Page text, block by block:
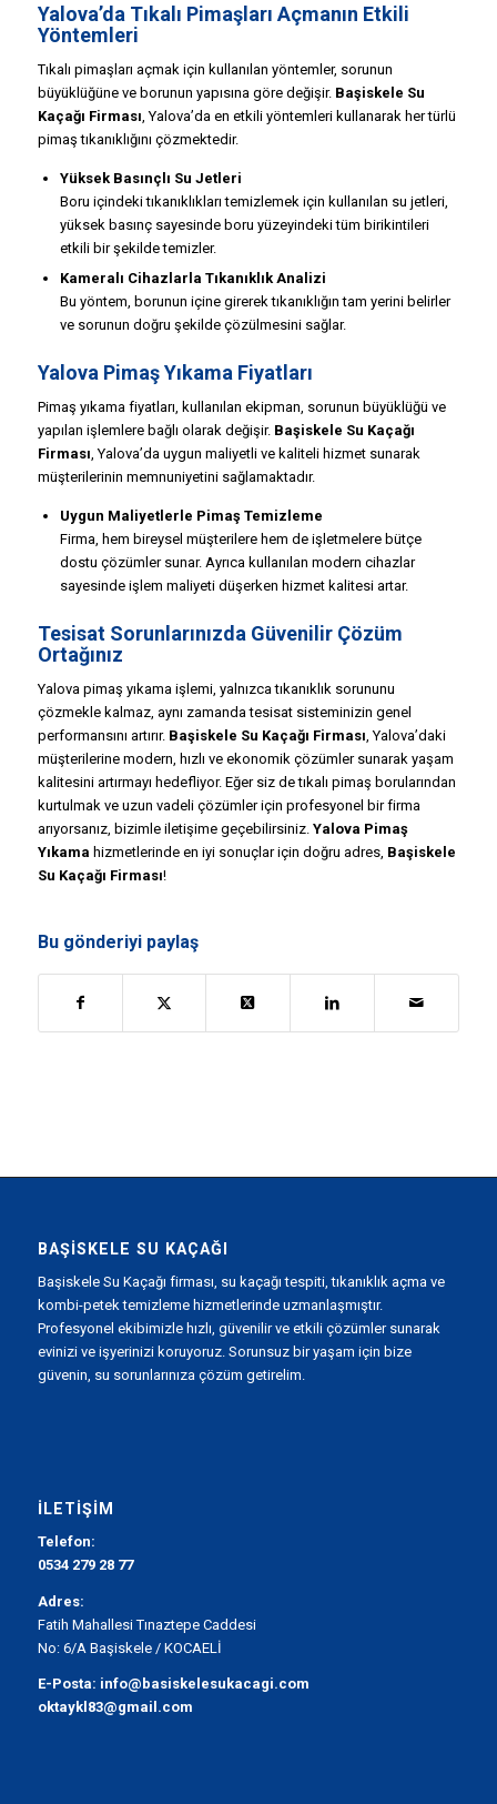
Yalova’da Tıkalı Pimaşları Açmanın Etkili
Yöntemleri
Tıkalı pimaşları açmak için kullanılan yöntemler, sorunun
büyüklüğüne ve borunun yapısına göre değişir. Başiskele Su
Kaçağı Firması , Yalova’da en etkili yöntemleri kullanarak her türlü
pimaş tıkanıklığını çözmektedir.
Yüksek Basınçlı Su Jetleri
Boru içindeki tıkanıklıkları temizlemek için kullanılan su jetleri,
yüksek basınç sayesinde boru yüzeyindeki tüm birikintileri
etkili bir şekilde temizler.
Kameralı Cihazlarla Tıkanıklık Analizi
Bu yöntem, borunun içine girerek tıkanıklığın tam yerini belirler
ve sorunun doğru şekilde çözülmesini sağlar.
Yalova Pimaş Yıkama Fiyatları
Pimaş yıkama fiyatları, kullanılan ekipman, sorunun büyüklüğü ve
yapılan işlemlere bağlı olarak değişir. Başiskele Su Kaçağı
Firması , Yalova’da uygun maliyetli ve kaliteli hizmet sunarak
müşterilerinin memnuniyetini sağlamaktadır.
Uygun Maliyetlerle Pimaş Temizleme
Firma, hem bireysel müşterilere hem de işletmelere bütçe
dostu çözümler sunar. Ayrıca kullanılan modern cihazlar
sayesinde işlem maliyeti düşerken hizmet kalitesi artar.
Tesisat Sorunlarınızda Güvenilir Çözüm
Ortağınız
Yalova pimaş yıkama işlemi, yalnızca tıkanıklık sorununu
çözmekle kalmaz, aynı zamanda tesisat sisteminizin genel
performansını artırır. Başiskele Su Kaçağı Firması , Yalova’daki
müşterilerine modern, hızlı ve ekonomik çözümler sunarak yaşam
kalitesini artırmayı hedefliyor. Eğer siz de tıkalı pimaş borularından
kurtulmak ve uzun vadeli çözümler için profesyonel bir firma
arıyorsanız, bizimle iletişime geçebilirsiniz. Yalova Pimaş
Yıkama hizmetlerinde en iyi sonuçlar için doğru adres, Başiskele
Su Kaçağı Firması!
Bu gönderiyi paylaş
BAŞISKELE SU KAÇAĞI
Başiskele Su Kaçağı firması, su kaçağı tespiti, tıkanıklık açma ve
kombi-petek temizleme hizmetlerinde uzmanlaşmıştır.
Profesyonel ekibimizle hızlı, güvenilir ve etkili çözümler sunarak
evinizi ve işyerinizi koruyoruz. Sorunsuz bir yaşam için bize
güvenin, su sorunlarınıza çözüm getirelim.
İLETIŞIM
Telefon:
0534 279 28 77
Adres:
Fatih Mahallesi Tınaztepe Caddesi
No: 6/A Başiskele / KOCAELİ
E-Posta: info@basiskelesukacagi.com
oktaykl83@gmail.com